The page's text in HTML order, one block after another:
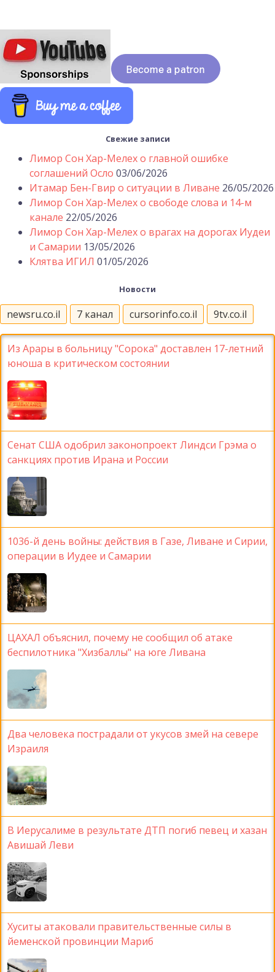
Свежие записи
Лимор Сон Хар-Мелех о главной ошибке
соглашений Осло 03/06/2026
Итамар Бен-Гвир о ситуации в Ливане 26/05/2026
Лимор Сон Хар-Мелех о свободе слова и 14-м
канале 22/05/2026
Лимор Сон Хар-Мелех о врагах на дорогах Иудеи
и Самарии 13/05/2026
Клятва ИГИЛ 01/05/2026
Новости
newsru.co.il 7 канал cursorinfo.co.il 9tv.co.il
Из Арары в больницу "Сорока" доставлен 17-летний
юноша в критическом состоянии
Сенат США одобрил законопроект Линдси Грэма о
санкциях против Ирана и России
1036-й день войны: действия в Газе, Ливане и Сирии,
операции в Иудее и Самарии
ЦАХАЛ объяснил, почему не сообщил об атаке
беспилотника "Хизбаллы" на юге Ливана
Два человека пострадали от укусов змей на севере
Израиля
В Иерусалиме в результате ДТП погиб певец и хазан
Авишай Леви
Хуситы атаковали правительственные силы в
йеменской провинции Мариб